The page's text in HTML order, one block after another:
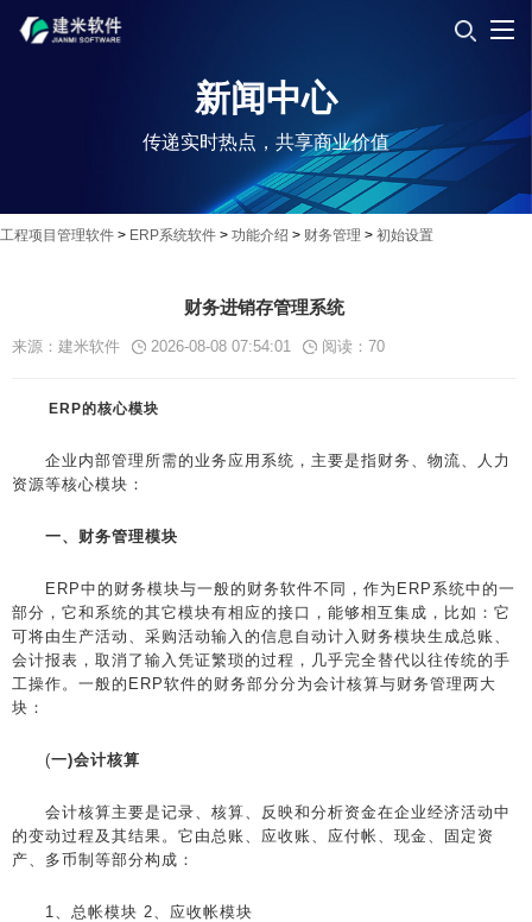
新闻中心
传递实时热点，共享商业价值
工程项目管理软件 > ERP系统软件 > 功能介绍 > 财务管理 > 初始设置
财务进销存管理系统
来源：建米软件 2026-08-08 07:54:01 阅读： 70
ERP的核心模块
企业内部管理所需的业务应用系统，主要是指财务、物流、人力
资源等核心模块：
一、财务管理模块
ERP中的财务模块与一般的财务软件不同，作为ERP系统中的一
部分，它和系统的其它模块有相应的接口，能够相互集成，比如：它
可将由生产活动、采购活动输入的信息自动计入财务模块生成总账、
会计报表，取消了输入凭证繁琐的过程，几乎完全替代以往传统的手
工操作。一般的ERP软件的财务部分分为会计核算与财务管理两大
块：
(一)会计核算
会计核算主要是记录、核算、反映和分析资金在企业经济活动中
的变动过程及其结果。它由总账、应收账、应付帐、现金、固定资
产、多币制等部分构成：
1、总帐模块 2、应收帐模块